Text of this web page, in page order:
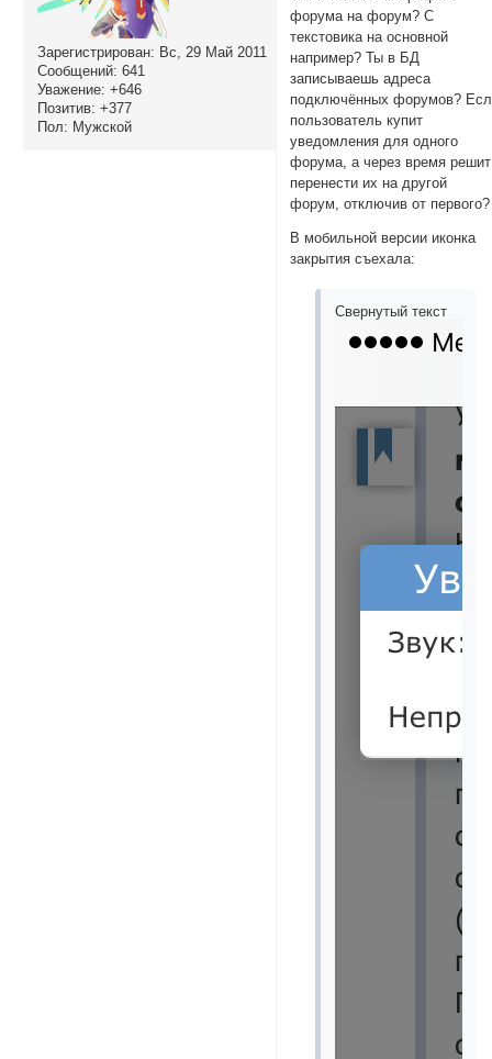
Зарегистрирован: Вс, 29 Май 2011
Сообщений: 641
Уважение: +646
Позитив: +377
Пол: Мужской
форума на форум? С
текстовика на основной
например? Ты в БД
записываешь адреса
подключённых форумов?
пользователь купит
уведомления для одного
форума, а через время решит
перенести их на другой
форум, отключив от первого?
В мобильной версии иконка
закрытия съехала:
Свернутый текст